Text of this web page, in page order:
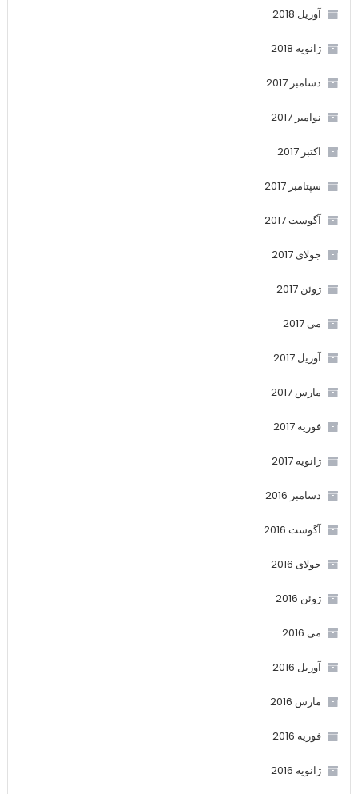
آوریل 2018
ژانویه 2018
دسامبر 2017
نوامبر 2017
اکتبر 2017
سپتامبر 2017
آگوست 2017
جولای 2017
ژوئن 2017
می 2017
آوریل 2017
مارس 2017
فوریه 2017
ژانویه 2017
دسامبر 2016
آگوست 2016
جولای 2016
ژوئن 2016
می 2016
آوریل 2016
مارس 2016
فوریه 2016
ژانویه 2016